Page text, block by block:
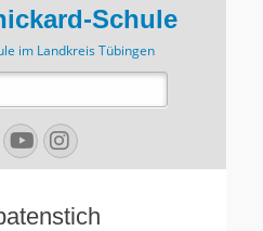
Schule
im Landkreis Tübingen
YouTube
Instagram